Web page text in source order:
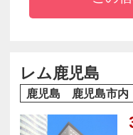
疲れを癒してくれ
◆コロニアル風の
ンリゾートホテルで
レム鹿児島
鹿児島 鹿児島市内